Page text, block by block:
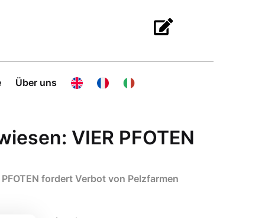
Über uns
VIER PFOTEN
fordert Verbot von Pelzfarmen